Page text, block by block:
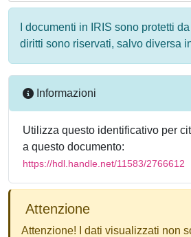
I documenti in IRIS sono protetti
diritti sono riservati, salvo diversa
Informazioni
Utilizza questo identificativo per
a questo documento:
https://hdl.handle.net/11583/2766612
Attenzione
Attenzione! I dati visualizzati non